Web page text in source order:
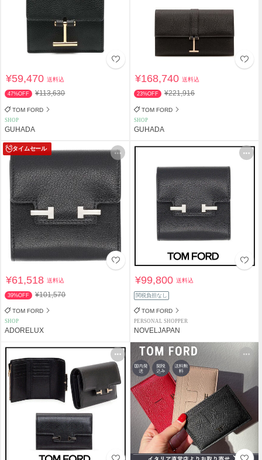
¥59,470送料込
47%OFF ¥113,630
TOM FORD
SHOP
GUHADA
¥168,740送料込
23%OFF ¥221,916
TOM FORD
SHOP
GUHADA
タイムセール
¥61,518送料込
39%OFF ¥101,570
TOM FORD
SHOP
ADORELUX
¥99,800送料込
関税負担なし
TOM FORD
PERSONAL SHOPPER
NOVELJAPAN